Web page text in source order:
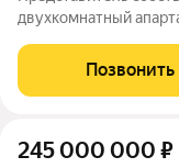
двухкомнатный
ремонт 2024-2025
Предоставлю все
Позвонить
245 000 000 ₽